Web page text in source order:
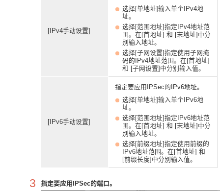
[IPv4手动设置]
选择[单地址]输入单个IPv4地
址。
选择[范围地址]指定IPv4地址范
围。在[首地址] 和 [末地址]中分
别输入地址。
选择[子网设置]指定使用子网掩
码的IPv4地址范围。在[首地址]
和 [子网设置]中分别输入值。
[IPv6手动设置]
指定要应用IPSec的IPv6地址。
选择[单地址]输入单个IPv6地
址。
选择[范围地址]指定IPv6地址范
围。在[首地址] 和 [末地址]中分
别输入地址。
选择[前缀地址]指定使用前缀的
IPv6地址范围。在[首地址] 和
[前缀长度]中分别输入值。
3 指定要应用IPSec的端口。